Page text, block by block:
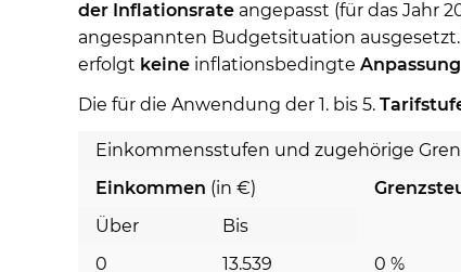
der Inflationsrate angepasst (für das Jahr
angespannten Budgetsituation
erfolgt keine inflationsbedingte Anpassung
Die für die Anwendung der 1. bis 5.
Einkommensstufen und zugehörige
Einkommen (in €)
Über
Bis
0
13.539
0 %